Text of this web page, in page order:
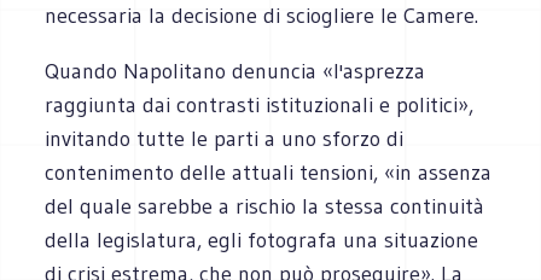
necessaria la decisione di sciogliere le Camere.
Quando Napolitano denuncia «l'asprezza
raggiunta dai contrasti istituzionali e politici»,
invitando tutte le parti a uno sforzo di
contenimento delle attuali tensioni, «in assenza
del quale sarebbe a rischio la stessa continuità
della legislatura, egli fotografa una situazione
di crisi estrema, che non può proseguire». La